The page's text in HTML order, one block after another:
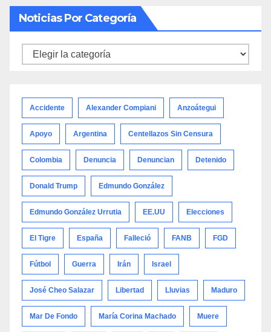
Noticias Por Categoría
Noticias
Accidente Alexander Compiani Anzoátegui
Apoyo Argentina Centellazos Sin Censura
Colombia Denuncia Denuncian Detenido
Donald Trump Edmundo González
Edmundo González Urrutia EE.UU Elecciones
El Tigre España Falleció FANB FGD
Fútbol Guerra Irán Israel
José Cheo Salazar Libertad Lluvias Maduro
Mar De Fondo María Corina Machado Muere